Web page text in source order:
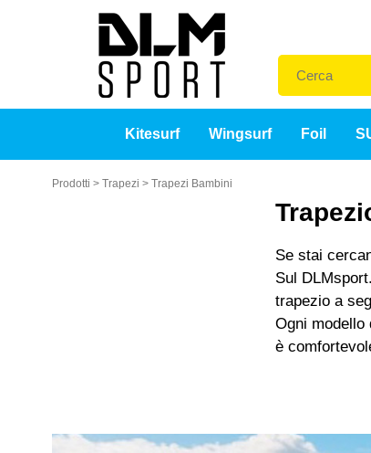
Kitesurf Wingsurf Foil
Prodotti > Trapezi > Trapezi Bambini
Se stai
Sul
trapezio a
Ogni modello
è